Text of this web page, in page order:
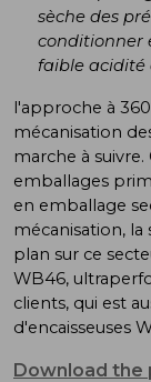
sèche des
conditionner
faible acidité
l'approche à
mécanisation
marche à
emballages
en emballage
mécanisation,
plan sur ce
WB46,
clients, qui est
d'encaisseuses
Download the